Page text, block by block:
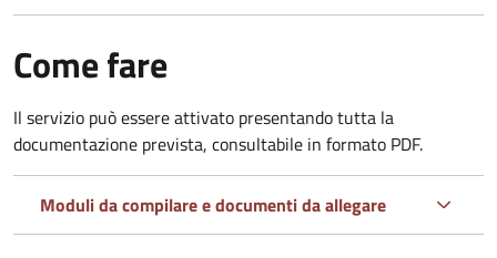
Come fare
Il servizio può essere attivato presentando tutta la
documentazione prevista, consultabile in formato PDF.
Moduli da compilare e documenti da allegare